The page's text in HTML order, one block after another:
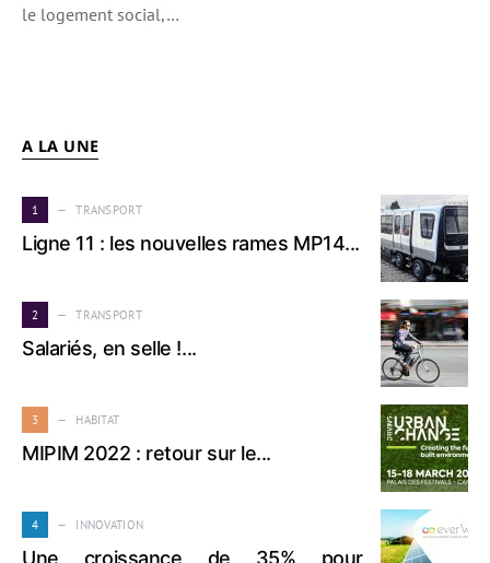
le logement social,…
A LA UNE
1 TRANSPORT
Ligne 11 : les nouvelles rames MP14...
2 TRANSPORT
Salariés, en selle !...
3 HABITAT
MIPIM 2022 : retour sur le...
4 INNOVATION
Une croissance de 35% pour